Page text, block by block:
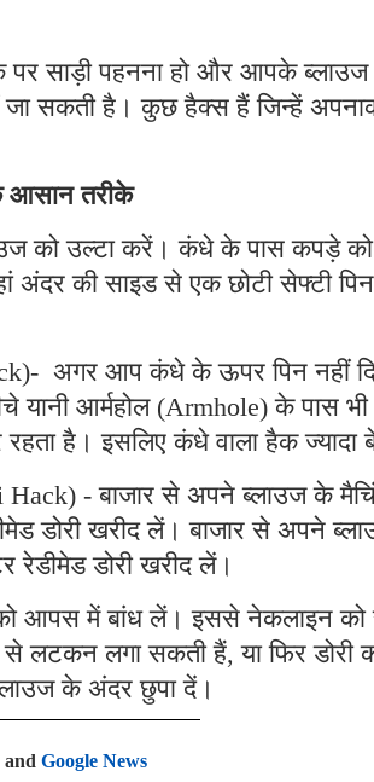
साड़ी पहनना हो और आपके ब्लाउज
सकती है। कुछ हैक्स हैं जिन्हें
आसान तरीके
को उल्टा करें। कंधे के पास कपड़े को
की साइड से एक छोटी सेफ्टी पिन
अगर आप कंधे के ऊपर पिन नहीं
यानी आर्महोल (Armhole) के पास
है। इसलिए कंधे वाला हैक ज्यादा
Hack) - बाजार से अपने ब्लाउज के
डोरी खरीद लें। बाजार से अपने
रेडीमेड डोरी खरीद लें।
आपस में बांध लें। इससे नेकलाइन को
लटकन लगा सकती हैं, या फिर
के अंदर छुपा दें।
and Google News